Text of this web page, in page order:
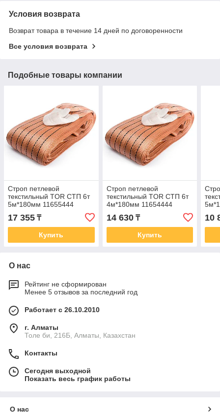
Условия возврата
Возврат товара в течение 14 дней по договоренности
Все условия возврата
Подобные товары компании
Строп петлевой
текстильный TOR СТП 6т
5м*180мм 11655444
17 355 ₸
Купить
Строп петлевой
текстильный TOR СТП 6т
4м*180мм 11654444
14 630₸
Купить
10
О нас
Рейтинг не сформирован
Менее 5 отзывов за последний год
Работает с 26.10.2010
г. Алматы
Толе би, 216Б, Алматы, Казахстан
Контакты
Сегодня выходной
Показать весь график работы
О нас